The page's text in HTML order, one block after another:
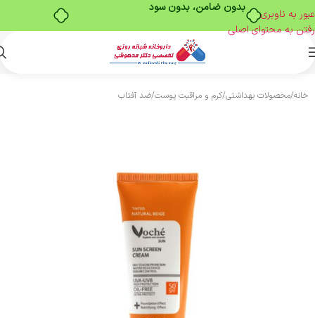
بدون ضامن، بدون سود
عبور به ناوبری
رفتن به محتوای اصلی
خانه/محصولات بهداشتی/کرم و مراقبت پوست/ضد آفتاب